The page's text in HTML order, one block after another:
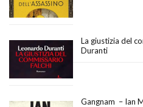
La giustizia del
Duranti
Gangnam – Ian